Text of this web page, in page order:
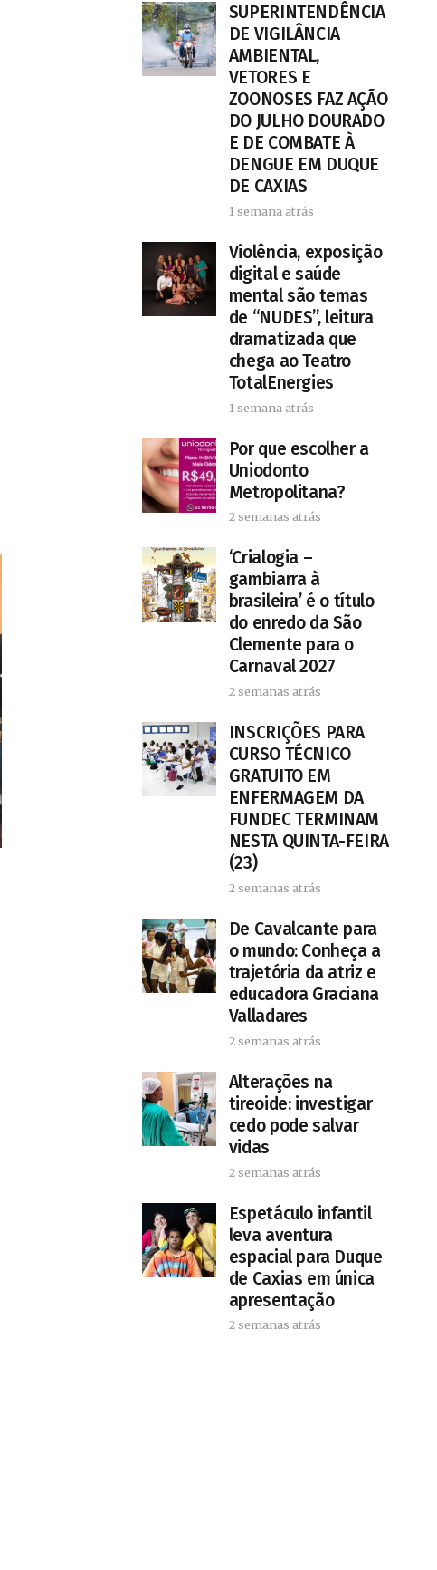
SUPERINTENDÊNCIA
DE VIGILÂNCIA
AMBIENTAL,
VETORES E
ZOONOSES FAZ AÇÃO
DO JULHO DOURADO
E DE COMBATE À
DENGUE EM DUQUE
DE CAXIAS
1 semana atrás
Violência, exposição
digital e saúde
mental são temas
de “NUDES”, leitura
dramatizada que
chega ao Teatro
TotalEnergies
1 semana atrás
Por que escolher a
Uniodonto
Metropolitana?
2 semanas atrás
‘Crialogia –
gambiarra à
brasileira’ é o título
do enredo da São
Clemente para o
Carnaval 2027
2 semanas atrás
INSCRIÇÕES PARA
CURSO TÉCNICO
GRATUITO EM
ENFERMAGEM DA
FUNDEC TERMINAM
NESTA QUINTA-FEIRA
(23)
2 semanas atrás
De Cavalcante para
o mundo: Conheça a
trajetória da atriz e
educadora Graciana
Valladares
2 semanas atrás
Alterações na
tireoide: investigar
cedo pode salvar
vidas
2 semanas atrás
​Espetáculo infantil
leva aventura
espacial para Duque
de Caxias em única
apresentação
2 semanas atrás